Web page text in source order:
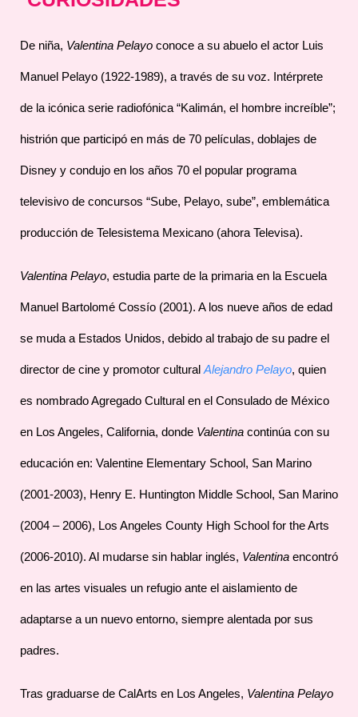
De niña, Valentina Pelayo conoce a su abuelo el actor Luis
Manuel Pelayo (1922-1989), a través de su voz. Intérprete
de la icónica serie radiofónica “Kalimán, el hombre increíble”;
histrión que participó en más de 70 películas, doblajes de
Disney y condujo en los años 70 el popular programa
televisivo de concursos “Sube, Pelayo, sube”, emblemática
producción de Telesistema Mexicano (ahora Televisa).
Valentina Pelayo, estudia parte de la primaria en la Escuela
Manuel Bartolomé Cossío (2001). A los nueve años de edad
se muda a Estados Unidos, debido al trabajo de su padre el
director de cine y promotor cultural Alejandro Pelayo, quien
es nombrado Agregado Cultural en el Consulado de México
en Los Angeles, California, donde Valentina continúa con su
educación en: Valentine Elementary School, San Marino
(2001-2003), Henry E. Huntington Middle School, San Marino
(2004 – 2006), Los Angeles County High School for the Arts
(2006-2010). Al mudarse sin hablar inglés, Valentina encontró
en las artes visuales un refugio ante el aislamiento de
adaptarse a un nuevo entorno, siempre alentada por sus
padres.
Tras graduarse de CalArts en Los Angeles, Valentina Pelayo